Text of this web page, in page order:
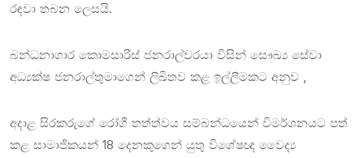
රඳවා තබන ලෙසයි.
බන්ධනාගාර කොමසාරිස් ජනරාල්වරයා විසින් සෞඛ්‍ය සේවා
අධ්‍යක්ෂ ජනරාල්තුමාගෙන් ලිඛිතව කළ ඉල්ලීමකට අනුව ,
අදාළ සිරකරුගේ රෝගී තත්ත්වය සම්බන්ධයෙන් විමර්ශනයට පත්
කළ සාමාජිකයන් 18 දෙනකුගෙන් යුතු විශේෂඥ වෛද්‍ය